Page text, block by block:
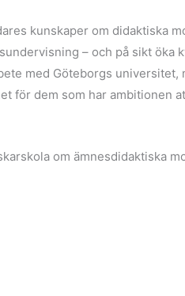
kunskaper om didaktiska
– och på sikt öka
med Göteborgs
för dem som har ambitionen
om ämnesdidaktiska